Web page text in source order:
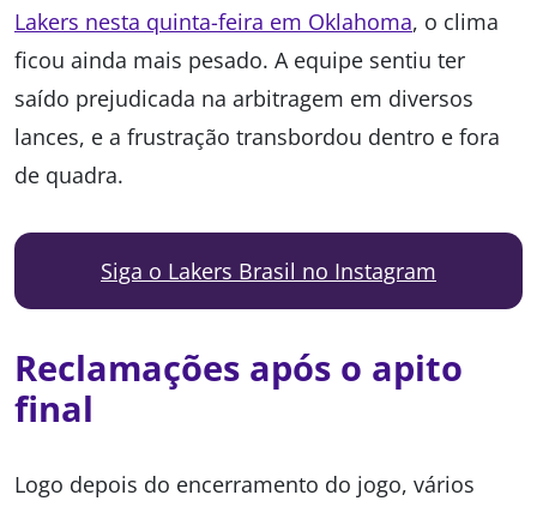
Lakers nesta quinta-feira em Oklahoma, o clima
ficou ainda mais pesado. A equipe sentiu ter
saído prejudicada na arbitragem em diversos
lances, e a frustração transbordou dentro e fora
de quadra.
Siga o Lakers Brasil no Instagram
Reclamações após o apito
final
Logo depois do encerramento do jogo, vários